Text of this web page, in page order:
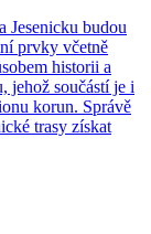
Jesenicku budou
prvky včetně
historii a
jehož součástí je i
korun. Správě
trasy získat